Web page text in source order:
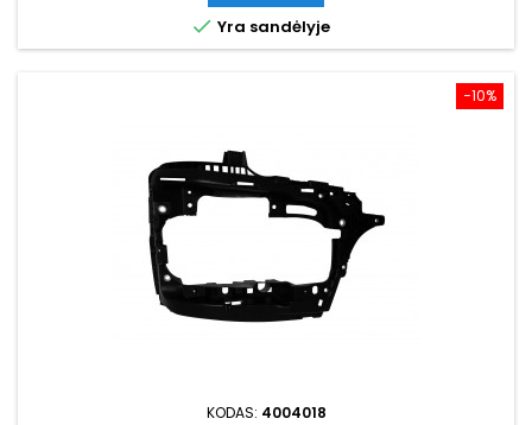
 Yra sandėlyje
−10%
KODAS: 4004018